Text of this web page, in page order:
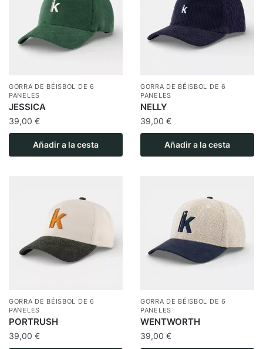
GORRA DE BÉISBOL DE 6
PANELES
JESSICA
39,00 €
Añadir a la cesta
GORRA DE BÉISBOL DE 6
PANELES
NELLY
39,00 €
Añadir a la cesta
GORRA DE BÉISBOL DE 6
PANELES
PORTRUSH
39,00 €
GORRA DE BÉISBOL DE 6
PANELES
WENTWORTH
39,00 €